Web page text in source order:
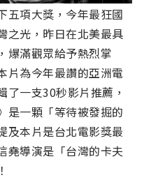
項大獎，今年最狂國
之光，昨日在北美最具
爆滿觀眾給予熱烈掌
片為今年最讚的亞洲電
了一支30秒影片推薦，
是一顆「等待被發掘的
及本片是台北電影獎最
堯導演是「台灣的卡夫